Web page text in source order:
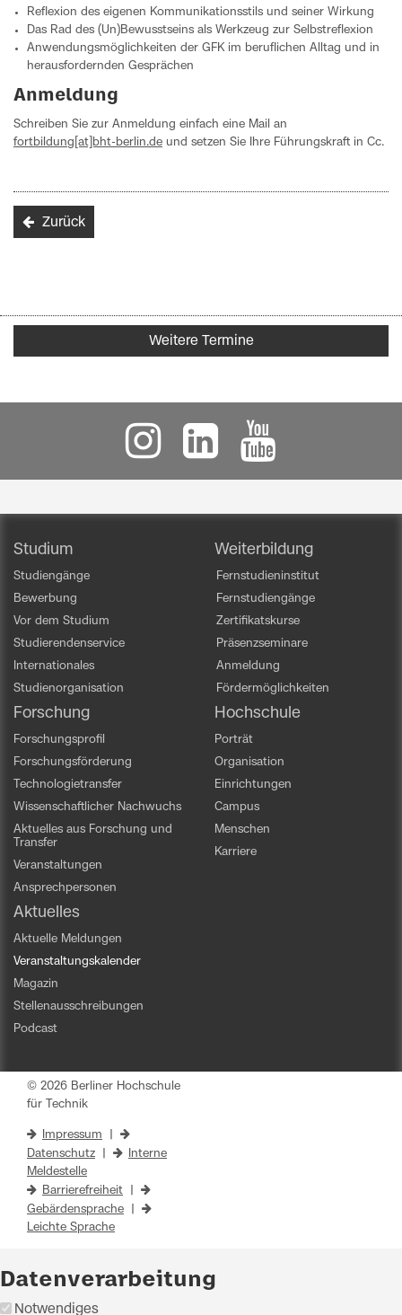
Reflexion des eigenen Kommunikationsstils und seiner Wirkung
Das Rad des (Un)Bewusstseins als Werkzeug zur Selbstreflexion
Anwendungsmöglichkeiten der GFK im beruflichen Alltag und in
herausfordernden Gesprächen
Anmeldung
Schreiben Sie zur Anmeldung einfach eine Mail an
fortbildung[at]bht-berlin.de und setzen Sie Ihre Führungskraft in Cc.
Zurück
Weitere Termine
Studium
Studiengänge
Bewerbung
Vor dem Studium
Studierendenservice
Internationales
Studienorganisation
Weiterbildung
Fernstudieninstitut
Fernstudiengänge
Zertifikatskurse
Präsenzseminare
Anmeldung
Fördermöglichkeiten
Forschung
Forschungsprofil
Forschungsförderung
Technologietransfer
Wissenschaftlicher Nachwuchs
Aktuelles aus Forschung und
Transfer
Veranstaltungen
Ansprechpersonen
Hochschule
Porträt
Organisation
Einrichtungen
Campus
Menschen
Karriere
Aktuelles
Aktuelle Meldungen
Veranstaltungskalender
Magazin
Stellenausschreibungen
Podcast
© 2026 Berliner Hochschule
für Technik
Impressum
Datenschutz
Interne
Meldestelle
Barrierefreiheit
Gebärdensprache
Leichte Sprache
Datenverarbeitung
Notwendiges